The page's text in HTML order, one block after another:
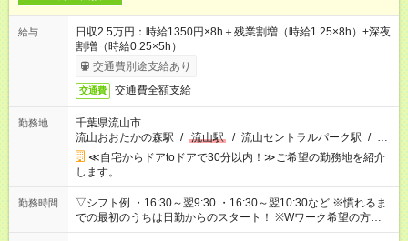
給与
日収2.5万円：時給1350円×8h＋残業割増（時給1.25×8h）+深夜
割増（時給0.25×5h）
交通費別途支給あり
交通費 交通費全額支給
勤務地
千葉県流山市
流山おおたかの森駅 / 流山駅 / 流山セントラルパーク駅 / …
≪自宅からドアtoドアで30分以内！≫ご希望の勤務地を紹介
します。
勤務時間
▽シフト例 ・16:30～翌9:30 ・16:30～翌10:30など ※慣れるま
での最初のうちは日勤からのスタート！ ※Wワーク希望の方へ
複数就業の場合は、合計40時間以内。